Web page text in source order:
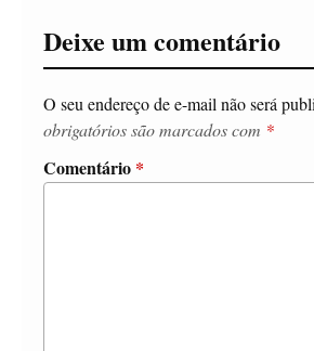
Deixe um comentário
O seu endereço de e-mail não será
obrigatórios são marcados com *
Comentário *